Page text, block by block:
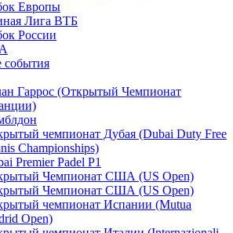
Европы
Лига ВТБ
России
события
Гаррос (Открытый Чемпионат
чемпионат Дубая (Dubai Duty Free
Championships)
Premier Padel P1
Чемпионат США (US Open)
Чемпионат США (US Open)
чемпионат Испании (Mutua
Open)